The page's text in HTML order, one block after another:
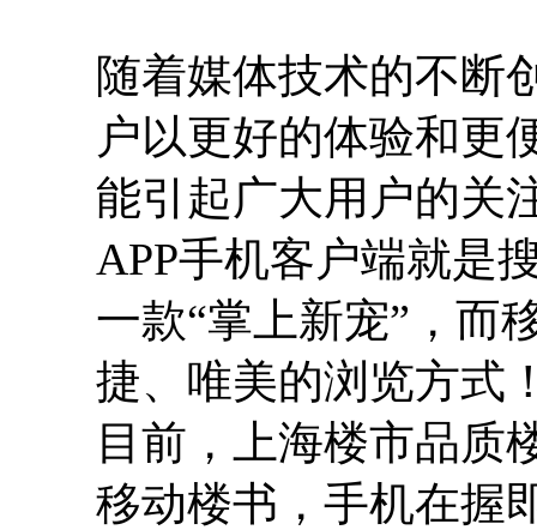
随着媒体技术的不断
户以更好的体验和更
能引起广大用户的关
APP手机客户端就是
一款“掌上新宠”，而
捷、唯美的浏览方式
目前，上海楼市品质
移动楼书，手机在握